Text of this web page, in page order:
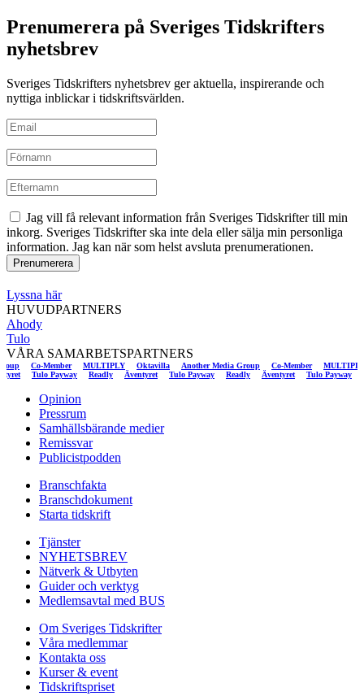
Prenumerera på Sveriges Tidskrifters
nyhetsbrev
Sveriges Tidskrifters nyhetsbrev ger aktuella, inspirerande och
nyttiga inblickar i tidskriftsvärlden.
Jag vill få relevant information från Sveriges Tidskrifter till min
inkorg. Sveriges Tidskrifter ska inte dela eller sälja min personliga
information. Jag kan när som helst avsluta prenumerationen.
Lyssna här
HUVUDPARTNERS
Ahody
Tulo
VÅRA SAMARBETSPARTNERS
Co-Member MULTIPLY Oktavilla Another Media Group Co-Member MULTIPLY
Tulo
Äventyret
Readly
Tulo Payway
Äventyret
Readly
Tulo Payway
Äventyret
Opinion
Pressrum
Samhällsbärande medier
Remissvar
Publicistpodden
Branschfakta
Branschdokument
Starta tidskrift
Tjänster
NYHETSBREV
Nätverk & Utbyten
Guider och verktyg
Medlemsavtal med BUS
Om Sveriges Tidskrifter
Våra medlemmar
Kontakta oss
Kurser & event
Tidskriftspriset